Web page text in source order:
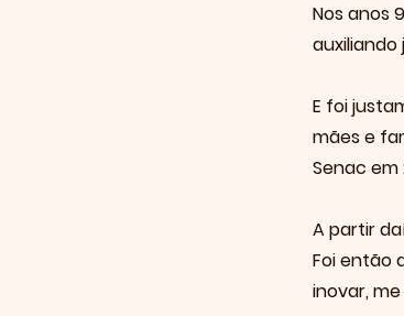
Nos anos
E foi
mães e
Senac
A partir
Foi então
inovar,